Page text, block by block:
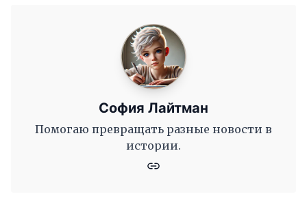
София Лайтман
Помогаю превращать разные новости в
истории.